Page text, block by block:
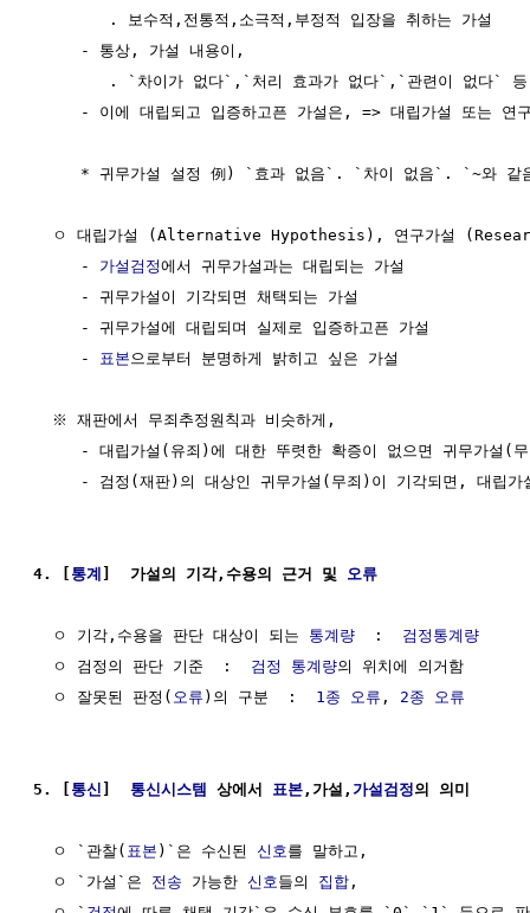
        . 보수적,전통적,소극적,부정적 입장을 취하는 가설
     - 통상, 가설 내용이,
. `차이가 없다`,`처리 효과가 없다`,`관련이 없다`
- 이에 대립되고 입증하고픈 가설은, => 대립가설 또는 연
* 귀무가설 설정 例) `효과 없음`. `차이 없음`. `~와 같
ㅇ 대립가설 (Alternative Hypothesis), 연구가설
     -
가설검정에서 귀무가설과는 대립되는 가설
     - 귀무가설이 기각되면 채택되는 가설
     - 귀무가설에 대립되며 실제로 입증하고픈 가설
     -
표본으로부터 분명하게 밝히고 싶은 가설
  ※ 재판에서 무죄추정원칙과 비슷하게,
- 대립가설(유죄)에 대한 뚜렷한 확증이 없으면 귀무가설(
- 검정(재판)의 대상인 귀무가설(무죄)이 기각되면, 대립가
4. [ 통계 ]  가설의 기각,수용의 근거 및 오류
  ㅇ 기각,수용을 판단 대상이 되는
통계량
  :
검정통계량
  ㅇ 검정의 판단 기준  :
검정 통계량의 위치에 의거함
  ㅇ 잘못된 판정(
오류 )의 구분  : 1종 오류 , 2종 오류
5. [ 통신 통신시스템 상에서 표본,가설, 가설검정의 의미
  ㅇ `관찰(
표본 )`은 수신된 신호를 말하고,
  ㅇ `가설`은
전송 가능한 신호들의 집합 ,